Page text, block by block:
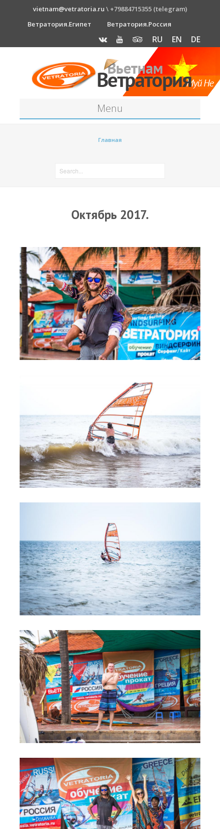
vietnam@vetratoria.ru \ +79884715355 (telegram)
Ветратория.Египет
Ветратория.Россия
RU EN DE
Menu
RRD Russian Cup
Новости
Медиа
Фото
Видео
Места катания
Наши станции
Ветратория Россия
Ветратория.Вьетнам
Цены
Обучение Виндсерфингу
Прокат виндсерфинга и винг фойла
Классический серфинг и SUP
Обучение кайтсерфингу
Система скидок
Обучение Wing Foil
Главная
Октябрь 2017.